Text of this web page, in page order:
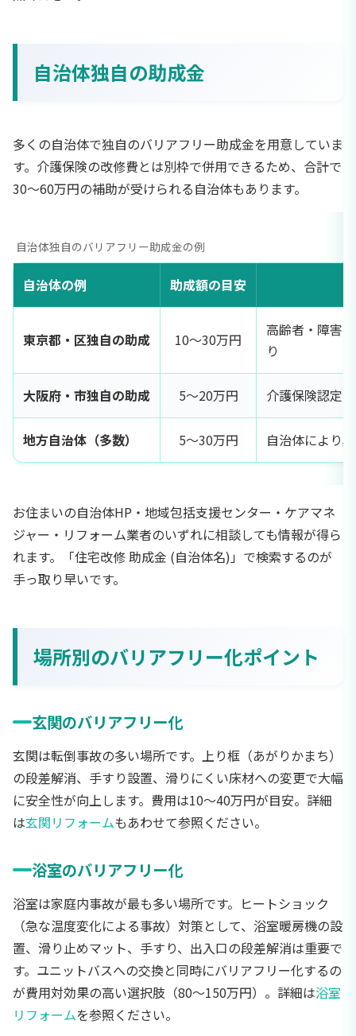
自治体独自の助成金
多くの自治体で独自のバリアフリー助成金を用意していま
す。介護保険の改修費とは別枠で併用できるため、合計で
30〜60万円の補助が受けられる自治体もあります。
自治体独自のバリアフリー助成金の例
自治体の例 助成額の目安
東京都・区独自の助成 10〜30万円
高齢者・障害
り
大阪府・市独自の助成 5〜20万円 介護保険認定
地方自治体（多数） 5〜30万円 自治体により
お住まいの自治体HP・地域包括支援センター・ケアマネ
ジャー・リフォーム業者のいずれに相談しても情報が得ら
れます。「住宅改修 助成金 (自治体名)」で検索するのが
手っ取り早いです。
場所別のバリアフリー化ポイント
玄関のバリアフリー化
玄関は転倒事故の多い場所です。上り框（あがりかまち）
の段差解消、手すり設置、滑りにくい床材への変更で大幅
に安全性が向上します。費用は10〜40万円が目安。詳細
は玄関リフォームもあわせて参照ください。
浴室のバリアフリー化
浴室は家庭内事故が最も多い場所です。ヒートショック
（急な温度変化による事故）対策として、浴室暖房機の設
置、滑り止めマット、手すり、出入口の段差解消は重要で
す。ユニットバスへの交換と同時にバリアフリー化するの
が費用対効果の高い選択肢（80〜150万円）。詳細は浴室
リフォームを参照ください。